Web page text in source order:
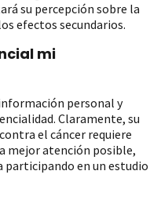
su percepción sobre la
efectos secundarios.
mi
personal y
Claramente, su
el cáncer requiere
mejor atención posible,
participando en un estudio